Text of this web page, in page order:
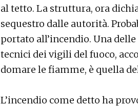
al tetto. La struttura, ora
sequestro dalle autorità.
portato all’incendio. Una
tecnici dei vigili del fuoco,
domare le fiamme, è quella
L’incendio come detto ha